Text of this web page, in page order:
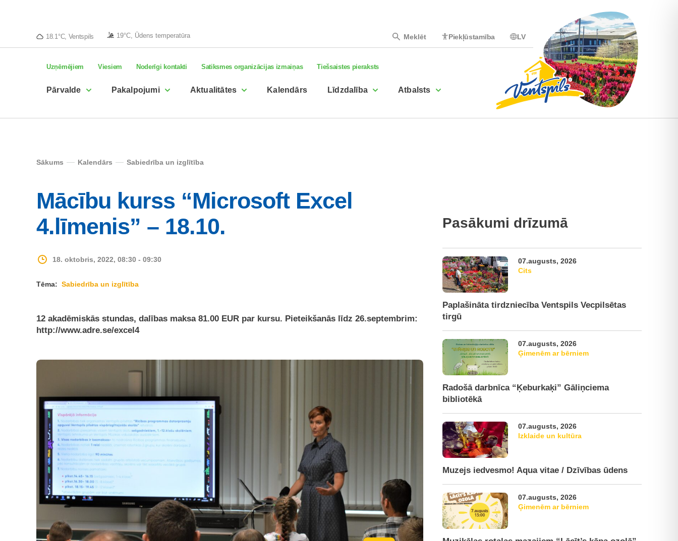
18.1°C, Ventspils 19°C, Ūdens temperatūra Meklēt Piekļūstamība LV
Uzņēmējiem Viesiem Noderīgi kontakti Satiksmes organizācijas izmaiņas Tiešsaistes pieraksts
Pārvalde Pakalpojumi Aktualitātes Kalendārs Līdzdalība Atbalsts
Sākums Kalendārs Sabiedrība un izglītība
Mācību kurss “Microsoft Excel
4.līmenis” – 18.10.
18. oktobris, 2022, 08:30 - 09:30
Tēma: Sabiedrība un izglītība
12 akadēmiskās stundas, dalības maksa 81.00 EUR par kursu. Pieteikšanās līdz 26.septembrim:
http://www.adre.se/excel4
Pasākumi drīzumā
07.augusts, 2026
Cits
Paplašināta tirdzniecība Ventspils Vecpilsētas
tirgū
07.augusts, 2026
Ģimenēm ar bērniem
Radošā darbnīca “Ķeburkaķi” Gāliņciema
bibliotēkā
07.augusts, 2026
Izklaide un kultūra
Muzejs iedvesmo! Aqua vitae / Dzīvības ūdens
07.augusts, 2026
Ģimenēm ar bērniem